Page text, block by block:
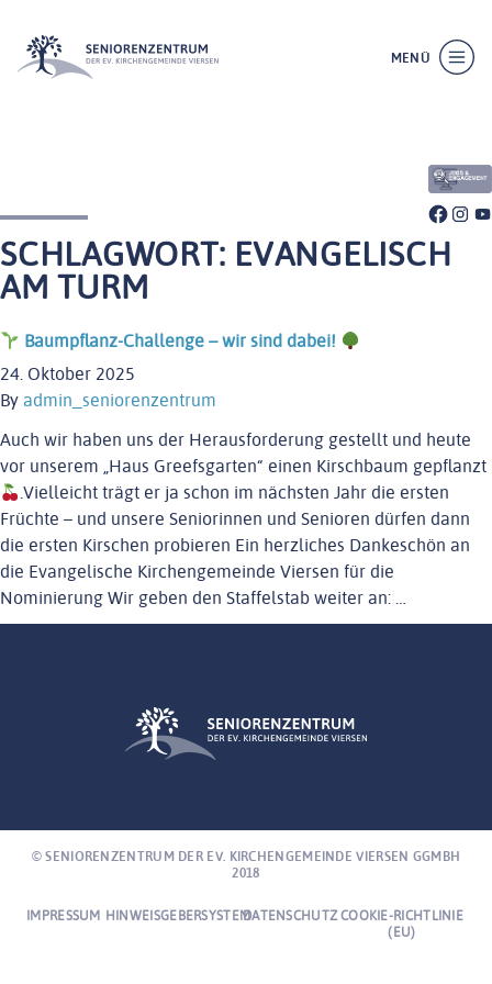
ÜBER UNS
LEISTUNGEN
NEWS
ENGAGEMENT
KONTAKT
EINRICHTUNGEN
MENÜ
SCHLAGWORT: EVANGELISCH
AM TURM
Baumpflanz-Challenge – wir sind dabei!
24. Oktober 2025
By admin_seniorenzentrum
Auch wir haben uns der Herausforderung gestellt und heute
vor unserem „Haus Greefsgarten“ einen Kirschbaum gepflanzt
.Vielleicht trägt er ja schon im nächsten Jahr die ersten
Früchte – und unsere Seniorinnen und Senioren dürfen dann
die ersten Kirschen probieren Ein herzliches Dankeschön an
die Evangelische Kirchengemeinde Viersen für die
Nominierung Wir geben den Staffelstab weiter an: …
© SENIORENZENTRUM DER EV. KIRCHENGEMEINDE VIERSEN GGMBH
2018
IMPRESSUM HINWEISGEBERSYSTEMDATENSCHUTZCOOKIE-RICHTLINIE
(EU)